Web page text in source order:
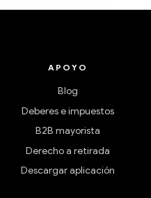
APOYO
Blog
Deberes e impuestos
B2B mayorista
Derecho a retirada
Descargar aplicación